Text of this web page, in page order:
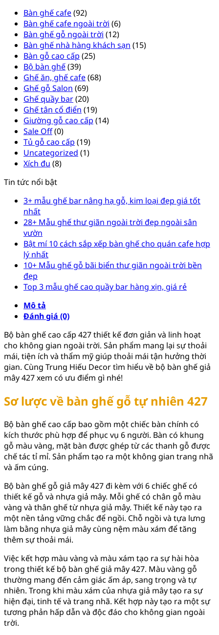
Bàn ghế cafe(92)
Bàn ghế cafe ngoài trời (6)
Bàn ghế gỗ ngoài trời (12)
Bàn ghế nhà hàng khách sạn (15)
Bàn gỗ cao cấp (25)
Bộ bàn ghế(39)
Ghế ăn, ghế cafe(68)
Ghế gỗ Salon (69)
Ghế quầy bar(20)
Ghế tân cổ điển (19)
Giường gỗ cao cấp (14)
Sale Off(0)
Tủ gỗ cao cấp (19)
Uncategorized (1)
Xích đu (8)
Tin tức nổi bật
3+ mẫu ghế bar nâng hạ gỗ, kim loại đẹp giá tốt
nhất
28+ Mẫu ghế thư giãn ngoài trời đẹp ngoài sân
vườn
Bật mí 10 cách sắp xếp bàn ghế cho quán cafe hợp
lý nhất
10+ Mẫu ghế gỗ bãi biển thư giãn ngoài trời bền
đẹp
Top 3 mẫu ghế cao quầy bar hàng xịn, giá rẻ
Mô tả
Đánh giá (0)
Bộ bàn ghế cao cấp 427 thiết kế đơn giản và linh hoạt
cho không gian ngoài trời. Sản phẩm mang lại sự thoải
mái, tiện ích và thẩm mỹ giúp thoải mái tận hưởng thời
gian. Cùng Trung Hiếu Decor tìm hiểu về bộ bàn ghế giả
mây 427 xem có ưu điểm gì nhé!
Sơ lược về bàn ghế gỗ tự nhiên 427
Bộ bàn ghế cao cấp bao gồm một chiếc bàn chính có
kích thước phù hợp để phục vụ 6 người. Bàn có khung
gỗ màu vàng, mặt bàn được ghép từ các thanh gỗ được
chế tác tỉ mỉ. Sản phẩm tạo ra một không gian trang nhã
và ấm cúng.
Bộ bàn ghế gỗ giả mây 427 đi kèm với 6 chiếc ghế có
thiết kế gỗ và nhựa giả mây. Mỗi ghế có chân gỗ màu
vàng và thân ghế từ nhựa giả mây. Thiết kế này tạo ra
một nền tảng vững chắc để ngồi. Chỗ ngồi và tựa lưng
làm bằng nhựa giả mây cùng nệm màu xám để tăng
thêm sự thoải mái.
Việc kết hợp màu vàng và màu xám tạo ra sự hài hòa
trong thiết kế bộ bàn ghế giả mây 427. Màu vàng gỗ
thường mang đến cảm giác ấm áp, sang trọng và tự
nhiên. Trong khi màu xám của nhựa giả mây tạo ra sự
hiện đại, tinh tế và trang nhã. Kết hợp này tạo ra một sự
tương phản hấp dẫn và độc đáo cho không gian ngoài
trời.